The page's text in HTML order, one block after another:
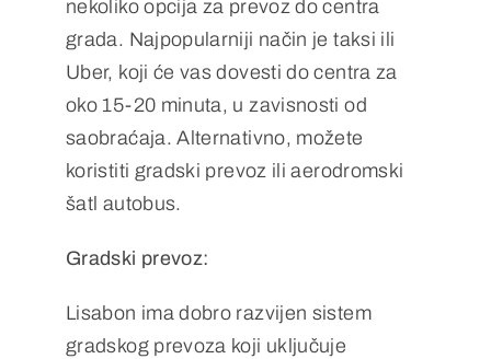
nekoliko opcija za prevoz do centra
grada. Najpopularniji način je taksi ili
Uber, koji će vas dovesti do centra za
oko 15-20 minuta, u zavisnosti od
saobraćaja. Alternativno, možete
koristiti gradski prevoz ili aerodromski
šatl autobus.
Gradski prevoz:
Lisabon ima dobro razvijen sistem
gradskog prevoza koji uključuje